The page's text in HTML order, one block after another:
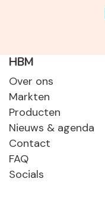
HBM
Over ons
Markten
Producten
Nieuws & agenda
Contact
FAQ
Socials